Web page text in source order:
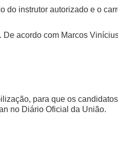
do instrutor autorizado e o
acordo com Marcos
para que os
no Diário Oficial da União.